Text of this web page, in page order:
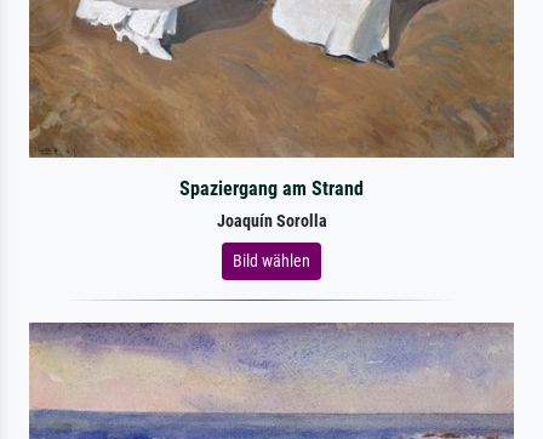
Spaziergang am Strand
Joaquín Sorolla
Bild wählen